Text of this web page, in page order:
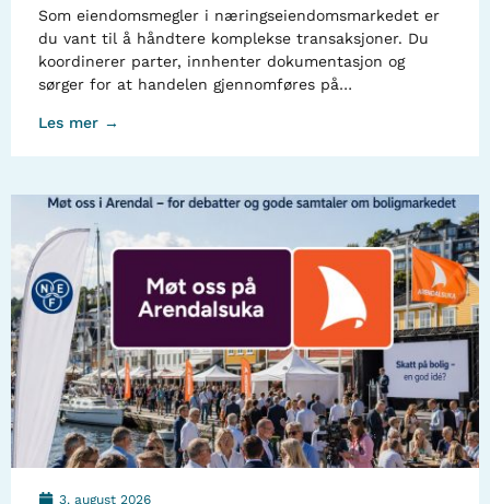
Som eiendomsmegler i næringseiendomsmarkedet er
du vant til å håndtere komplekse transaksjoner. Du
koordinerer parter, innhenter dokumentasjon og
sørger for at handelen gjennomføres på…
Les mer →
3. august 2026